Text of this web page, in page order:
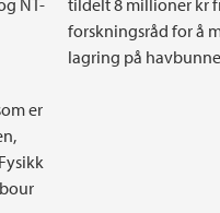
NT-
er
tildelt 8 millioner kr
forskningsråd for å
lagring på